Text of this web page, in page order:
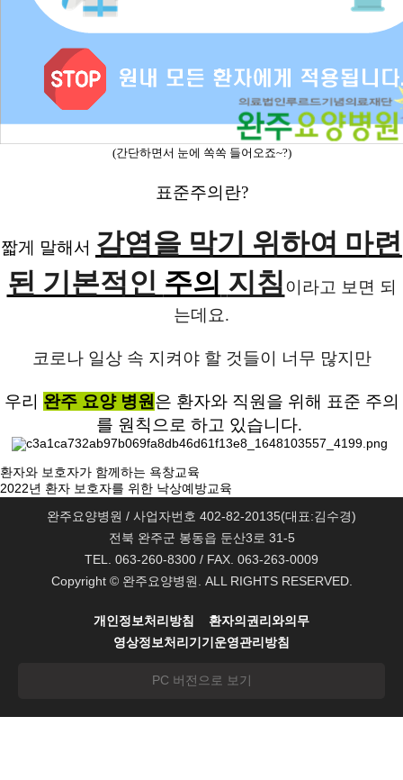
(간단하면서 눈에 쏙쏙 들어오죠~?)
표준주의란?
짧게 말해서 감염을 막기 위하여 마련
된 기본적인 주의 지침이라고 보면 되
는데요.
코로나 일상 속 지켜야 할 것들이 너무 많지만
우리 완주 요양 병원 은 환자와 직원을 위해 표준 주의
를 원칙으로 하고 있습니다.
환자와 보호자가 함께하는 욕창교육
2022년 환자 보호자를 위한 낙상예방교육
완주요양병원 / 사업자번호 402-82-20135(대표:김수경)
전북 완주군 봉동읍 둔산3로 31-5
TEL. 063-260-8300 / FAX. 063-263-0009
Copyright © 완주요양병원. ALL RIGHTS RESERVED.
개인정보처리방침
환자의권리와의무
영상정보처리기기운영관리방침
PC 버전으로 보기